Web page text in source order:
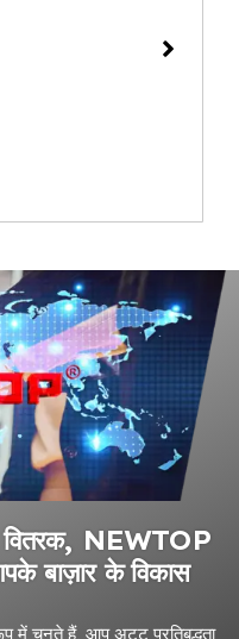
वितरक, NEWTOP
बाज़ार के विकास
में चुनते हैं, आप अटूट प्रतिबद्धता